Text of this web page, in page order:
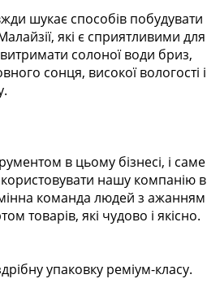
шукає способів побудувати
які є сприятливими для
солоної води бриз,
сонця, високої вологості і
в цьому бізнесі, і саме
нашу компанію в
команда людей з ажанням
товарів, які чудово і якісно.
упаковку реміум-класу.